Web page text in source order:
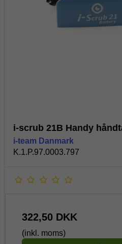
i-scrub 21B Handy
i-team Danmark
K.1.P.97.0003.797
322,50 DKK
(inkl. moms)